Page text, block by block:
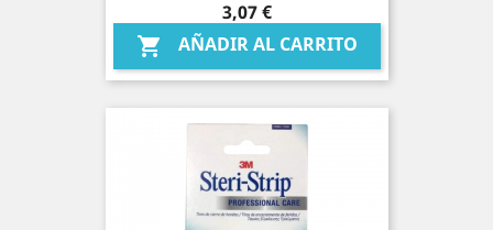
Precio
3,07 €
 AÑADIR AL CARRITO